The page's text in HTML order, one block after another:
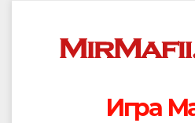
содержанию
Игра